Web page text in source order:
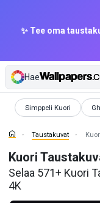
✨ Tee oma
Hae
Simppeli Kuori
Taustakuvat
Taustakuvat
Kuori
Selaa 571+ Kuori
4K